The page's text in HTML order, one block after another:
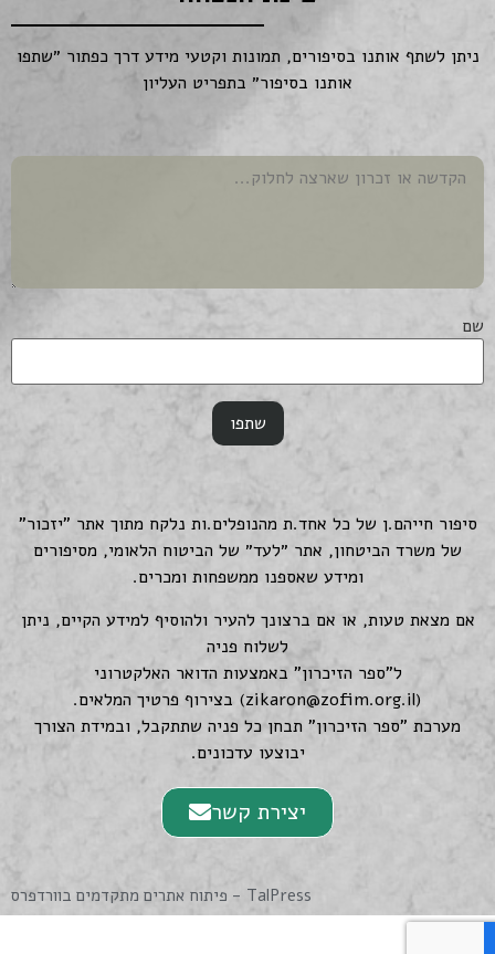
ניתן לשתף אותנו בסיפורים, תמונות וקטעי מידע דרך כפתור ״שתפו
אותנו בסיפור״ בתפריט העליון
שם
סיפור חייהם.ן של כל אחד.ת מהנופלים.ות נלקח מתוך אתר "יזכור"
של משרד הביטחון, אתר ״לעד״ של הביטוח הלאומי, מסיפורים
ומידע שאספנו ממשפחות ומכרים.
אם מצאת טעות, או אם ברצונך להעיר ולהוסיף למידע הקיים, ניתן
לשלוח פניה
ל"ספר הזיכרון" באמצעות הדואר האלקטרוני
zikaron@zofim.org.il) בצירוף פרטיך המלאים.
מערכת "ספר הזיכרון" תבחן כל פניה שתתקבל, ובמידת הצורך
יבוצעו עדכונים.
יצירת קשר
TalPress - פיתוח אתרים מתקדמים בוורדפרס